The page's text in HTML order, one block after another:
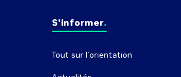
S’informer
Tout sur l’orientation